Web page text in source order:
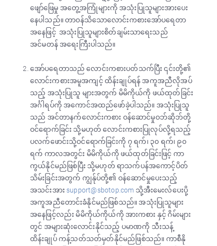
ဖျော်ဖြေမှု အတွေ့အကြုံများကို အသုံးပြုသူများအားပေး
နေပါသည်။ တာဝန်သိသောလောင်းကစားအော်ပရေတာ
အနေဖြင့် အသုံးပြုသူများစိတ်ချမ်းသာရေးသည်
အင်မတန် အရေးကြီးပါသည်။
အော်ပရေတာသည် လောင်းကစားပတ်သက်ပြီး ၎င်းတို့၏
လောင်းကစားအမူအကျင့် ထိန်းချုပ်ရန် အကူအညီလိုအပ်
သည့် အသုံးပြုသူ များအတွက် မိမိကိုယ်ကို ဖယ်ထုတ်ခြင်း
အင်္ဂါရပ်ကို အကောင်အထည်ဖော်ခဲ့ပါသည်။ အသုံးပြုသူ
သည် အင်တာနက်လောင်းကစား ဝန်ဆောင်မှုဝဘ်ဆိုဘ်တို့
ဝင်ရောက်ခြင်း သို့မဟုတ် လောင်းကစားပြုလုပ်လို့ရသည့်
ပလက်ဖောင်းသို့ဝင်ရောက်ခြင်းကို ၇ ရက်၊ ၃၀ ရက်၊ ၉၀
ရက် ကာလအတွင်း မိမိကိုယ်ကို ဖယ်ထုတ်ခြင်းဖြင့် ကာ
ကွယ်နိုင်မည်ဖြစ်ပြီး သို့မဟုတ် ရာသက်ပန်အကောင့်ပိတ်
သိမ်းခြင်းအတွက် ကျွန်ုပ်တို့၏ ဝန်ဆောင်မှုပေးသည့်
အသင်းအား support@sbotop.com သို့အီးမေးလ်ပေးပို့
အကူအညီတောင်းခံနိုင်မည်ဖြစ်သည်။ အသုံးပြုသူများ
အနေဖြင့်လည်း မိမိကိုယ်ကိုယ်ကို အားကစား နှင့် ဂိမ်းများ
တွင် အများဆုံးလောင်းနိုင်သည့် ပမာဏကို သီးသန့်
ထိန်းချုပ် ကန့်သတ်သတ်မှတ်နိုင်မည်ဖြစ်သည်။ ကာစီနို